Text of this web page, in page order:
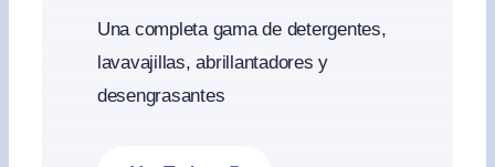
Una completa gama de detergentes,
lavavajillas, abrillantadores y
desengrasantes